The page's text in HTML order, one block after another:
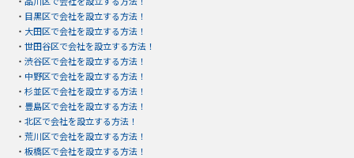
・ 目黒区で会社を設立する方法！
・ 大田区で会社を設立する方法！
・ 世田谷区で会社を設立する方法！
・ 渋谷区で会社を設立する方法！
・ 中野区で会社を設立する方法！
・ 杉並区で会社を設立する方法！
・ 豊島区で会社を設立する方法！
・ 北区で会社を設立する方法！
・ 荒川区で会社を設立する方法！
・ 板橋区で会社を設立する方法！